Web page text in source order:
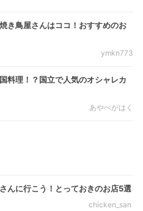
き鳥屋さんはココ！おすすめのお
ymkn773
料理！？国立で人気のオシャレカ
あやぺがはく
んに行こう！とっておきのお店5選
chicken_san